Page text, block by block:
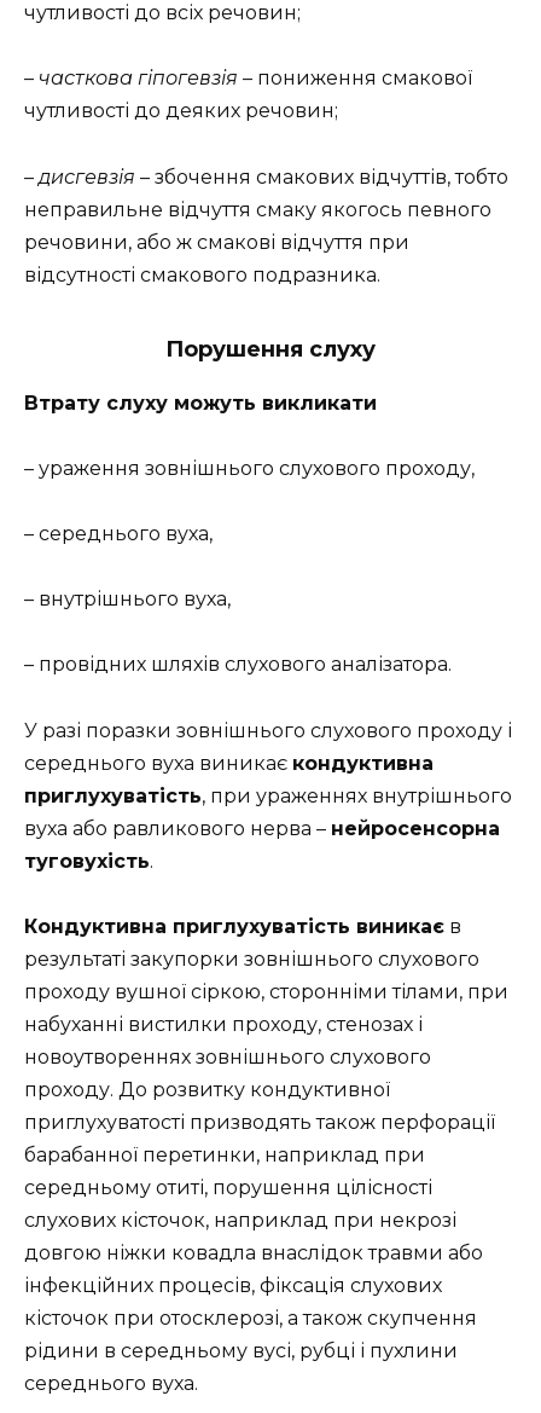
чутливості до всіх речовин;
– часткова гіпогевзія – пониження смакової
чутливості до деяких речовин;
– дисгевзія – збочення смакових відчуттів, тобто
неправильне відчуття смаку якогось певного
речовини, або ж смакові відчуття при
відсутності смакового подразника.
Порушення слуху
Втрату слуху можуть викликати
– ураження зовнішнього слухового проходу,
– середнього вуха,
– внутрішнього вуха,
– провідних шляхів слухового аналізатора.
У разі поразки зовнішнього слухового проходу і
середнього вуха виникає кондуктивна
приглухуватість, при ураженнях внутрішнього
вуха або равликового нерва – нейросенсорна
туговухість.
Кондуктивна приглухуватість виникає в
результаті закупорки зовнішнього слухового
проходу вушної сіркою, сторонніми тілами, при
набуханні вистилки проходу, стенозах і
новоутвореннях зовнішнього слухового
проходу. До розвитку кондуктивної
приглухуватості призводять також перфорації
барабанної перетинки, наприклад при
середньому отиті, порушення цілісності
слухових кісточок, наприклад при некрозі
довгою ніжки ковадла внаслідок травми або
інфекційних процесів, фіксація слухових
кісточок при отосклерозі, а також скупчення
рідини в середньому вусі, рубці і пухлини
середнього вуха.